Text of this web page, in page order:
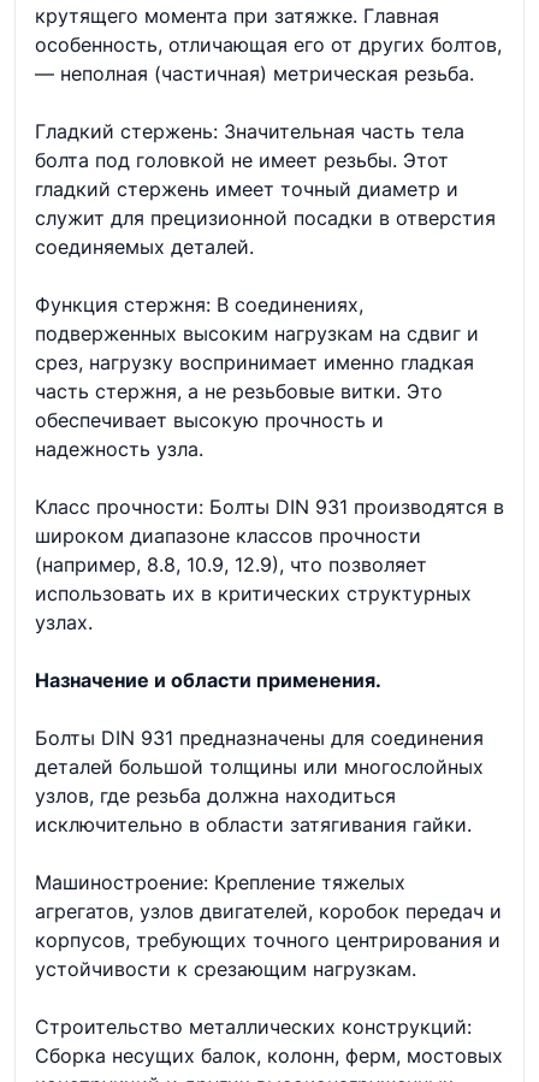
крутящего момента при затяжке. Главная
особенность, отличающая его от других болтов,
— неполная (частичная) метрическая резьба.
Гладкий стержень: Значительная часть тела
болта под головкой не имеет резьбы. Этот
гладкий стержень имеет точный диаметр и
служит для прецизионной посадки в отверстия
соединяемых деталей.
Функция стержня: В соединениях,
подверженных высоким нагрузкам на сдвиг и
срез, нагрузку воспринимает именно гладкая
часть стержня, а не резьбовые витки. Это
обеспечивает высокую прочность и
надежность узла.
Класс прочности: Болты DIN 931 производятся в
широком диапазоне классов прочности
(например, 8.8, 10.9, 12.9), что позволяет
использовать их в критических структурных
узлах.
Назначение и области применения.
Болты DIN 931 предназначены для соединения
деталей большой толщины или многослойных
узлов, где резьба должна находиться
исключительно в области затягивания гайки.
Машиностроение: Крепление тяжелых
агрегатов, узлов двигателей, коробок передач и
корпусов, требующих точного центрирования и
устойчивости к срезающим нагрузкам.
Строительство металлических конструкций:
Сборка несущих балок, колонн, ферм, мостовых